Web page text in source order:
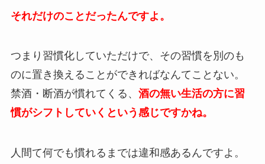
それだけのことだったんですよ。
つまり習慣化していただけで、その習慣を別のも
のに置き換えることができればなんてことない。
禁酒・断酒が慣れてくる、 酒の無い生活の方に習
慣がシフトしていくという感じですかね。
人間て何でも慣れるまでは違和感あるんですよ。